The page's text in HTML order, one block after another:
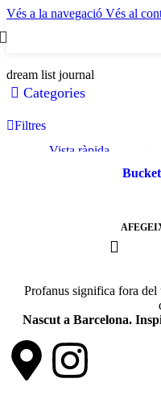
Vés a la navegació Vés al
dream list journal
Categories
Filtres
Vista ràpida
Afegeix a la llista de desitjos
Profanus significa fora
Nascut a Barcelona.